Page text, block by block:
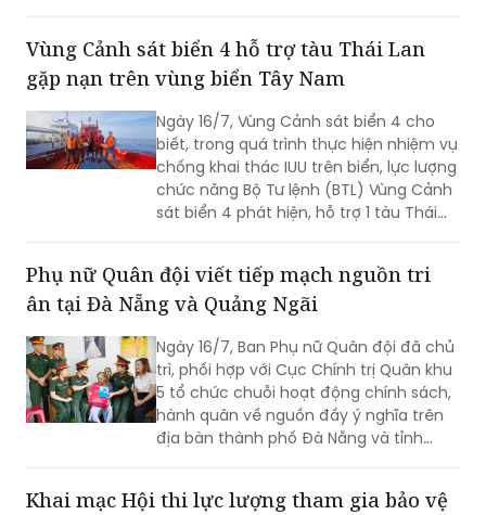
ủy, Chính ủy, Chủ tịch Hội đồng Thi đua
- Khen thưởng Bộ Tư lệnh Vùng Cảnh
Vùng Cảnh sát biển 4 hỗ trợ tàu Thái Lan
gặp nạn trên vùng biển Tây Nam
Ngày 16/7, Vùng Cảnh sát biển 4 cho
biết, trong quá trình thực hiện nhiệm vụ
chống khai thác IUU trên biển, lực lượng
chức năng Bộ Tư lệnh (BTL) Vùng Cảnh
sát biển 4 phát hiện, hỗ trợ 1 tàu Thái
Phụ nữ Quân đội viết tiếp mạch nguồn tri
ân tại Đà Nẵng và Quảng Ngãi
Ngày 16/7, Ban Phụ nữ Quân đội đã chủ
trì, phối hợp với Cục Chính trị Quân khu
5 tổ chức chuỗi hoạt động chính sách,
hành quân về nguồn đầy ý nghĩa trên
địa bàn thành phố Đà Nẵng và tỉnh
Khai mạc Hội thi lực lượng tham gia bảo vệ